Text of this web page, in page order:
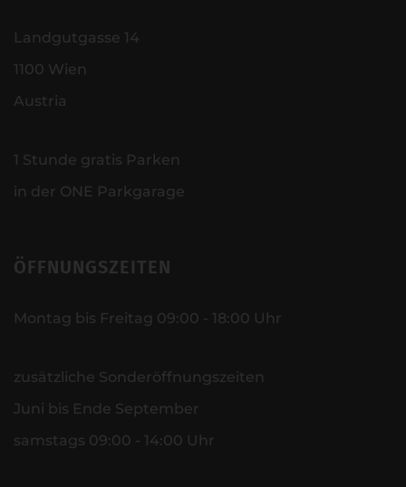
Landgutgasse 14
1100 Wien
Austria
1 Stunde gratis Parken
in der ONE Parkgarage
ÖFFNUNGSZEITEN
Montag bis Freitag 09:00 - 18:00 Uhr
zusätzliche Sonderöffnungszeiten
Juni bis Ende September
samstags 09:00 - 14:00 Uhr